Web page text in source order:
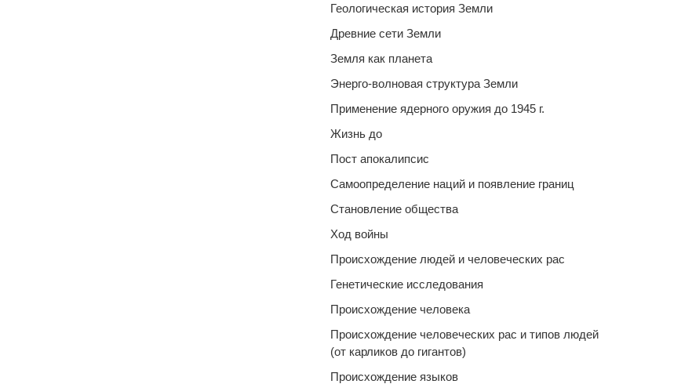
Геологическая история Земли
Древние сети Земли
Земля как планета
Энерго-волновая структура Земли
Применение ядерного оружия до 1945 г.
Жизнь до
Пост апокалипсис
Самоопределение наций и появление границ
Становление общества
Ход войны
Происхождение людей и человеческих рас
Генетические исследования
Происхождение человека
Происхождение человеческих рас и типов людей
(от карликов до гигантов)
Происхождение языков